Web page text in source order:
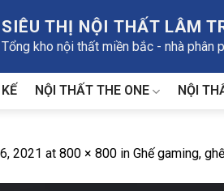
SIÊU THỊ NỘI THẤT LÂM
Tổng kho nội thất miền bắc - nhà phân
NỘI THẤT THE ONE NỘI
2021 at 800 × 800 in Ghế gaming,